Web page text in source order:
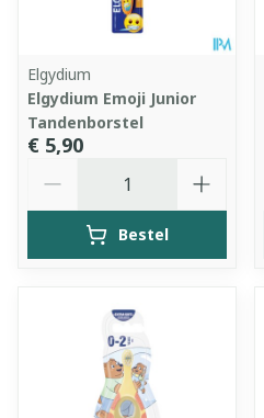
Elgydium
Elgydium Emoji Junior
Tandenborstel
€ 5,90
Bestel